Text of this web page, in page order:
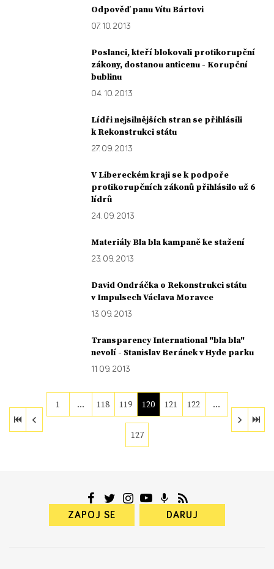
Odpověď panu Vítu Bártovi
07. 10. 2013
Poslanci, kteří blokovali protikorupční
zákony, dostanou anticenu - Korupční
bublinu
04. 10. 2013
Lídři nejsilnějších stran se přihlásili
k Rekonstrukci státu
27. 09. 2013
V Libereckém kraji se k podpoře
protikorupčních zákonů přihlásilo už 6
lídrů
24. 09. 2013
Materiály Bla bla kampaně ke stažení
23. 09. 2013
David Ondráčka o Rekonstrukci státu
v Impulsech Václava Moravce
13. 09. 2013
Transparency International "bla bla"
nevolí - Stanislav Beránek v Hyde parku
11. 09. 2013
1 … 118 119 120 121 122 …
127
ZAPOJ SE DARUJ